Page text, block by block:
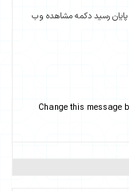
نصب به پایان رسید دکمه مشاهده وب
Change this message